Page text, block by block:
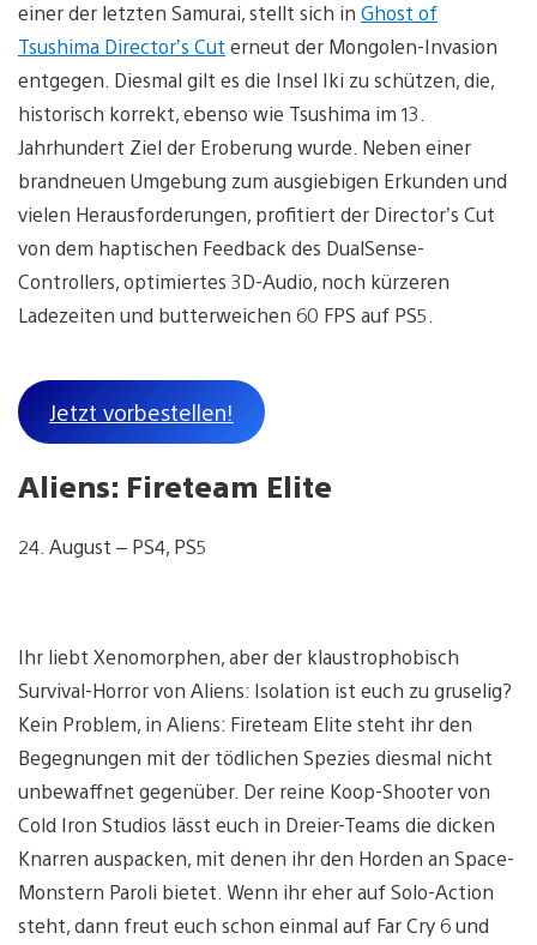
einer der letzten Samurai, stellt sich in Ghost of
Tsushima Director’s Cut erneut der Mongolen-Invasion
entgegen. Diesmal gilt es die Insel Iki zu schützen, die,
historisch korrekt, ebenso wie Tsushima im 13.
Jahrhundert Ziel der Eroberung wurde. Neben einer
brandneuen Umgebung zum ausgiebigen Erkunden und
vielen Herausforderungen, profitiert der Director’s Cut
von dem haptischen Feedback des DualSense-
Controllers, optimiertes 3D-Audio, noch kürzeren
Ladezeiten und butterweichen 60 FPS auf PS5.
Jetzt vorbestellen!
Aliens: Fireteam Elite
24. August – PS4, PS5
Ihr liebt Xenomorphen, aber der klaustrophobisch
Survival-Horror von Aliens: Isolation ist euch zu gruselig?
Kein Problem, in Aliens: Fireteam Elite steht ihr den
Begegnungen mit der tödlichen Spezies diesmal nicht
unbewaffnet gegenüber. Der reine Koop-Shooter von
Cold Iron Studios lässt euch in Dreier-Teams die dicken
Knarren auspacken, mit denen ihr den Horden an Space-
Monstern Paroli bietet. Wenn ihr eher auf Solo-Action
steht, dann freut euch schon einmal auf Far Cry 6 und